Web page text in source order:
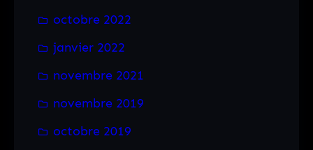
octobre 2022
janvier 2022
novembre 2021
novembre 2019
octobre 2019